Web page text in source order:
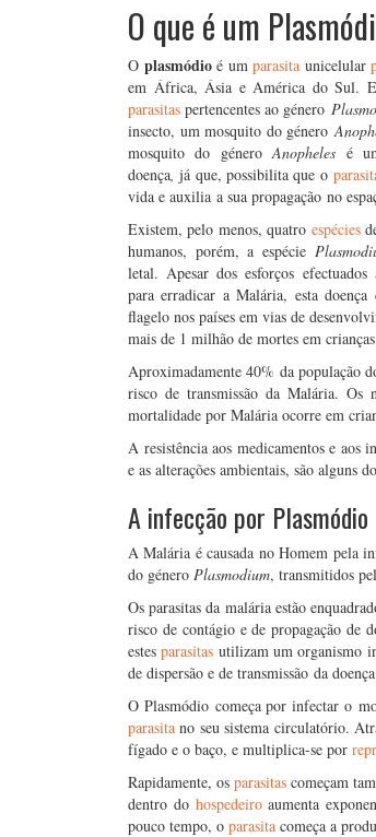
O que é um
O plasmódioé umparasita unicelular
em África, Ásia e América do Sul.
parasitas pertencentes ao género
insecto, um mosquito do género
mosquito do géneroAnopheles é
doença,já que, possibilita que o
vida e auxilia a sua propagação no
Existem, pelo menos, quatro espécies
humanos, porém, a espécie
letal. Apesar dos esforços
para erradicar a Malária, esta
flagelo nos países em vias de
mais de 1 milhão de mortes em
Aproximadamente 40% da população
risco de transmissão da Malária. Os
mortalidade por Malária ocorre em
A resistência aos medicamentos e aos
e as alterações ambientais, são alguns
A infecção por Plasmódio
A Malária é causada no Homem pela
do género Plasmodium, transmitidos
Os parasitas da malária estão
risco de contágio e de propagação de
estesparasitas utilizam um organismo
de dispersão e de transmissão da
O Plasmódio começa por infectar o
parasita no seu sistema circulatório.
fígado e o baço, e multiplica-se por
Rapidamente, osparasitas começam
dentro do hospedeiroaumenta
pouco tempo, o parasita começa a